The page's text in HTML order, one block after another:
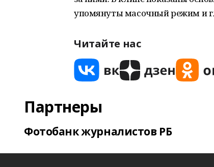
упомянуты масочный режим и
Читайте нас
Партнеры
Фотобанк журналистов РБ